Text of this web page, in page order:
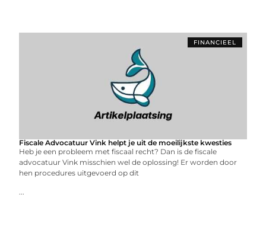
FINANCIEEL
Fiscale Advocatuur Vink helpt je uit de moeilijkste kwesties
Heb je een probleem met fiscaal recht? Dan is de fiscale
advocatuur Vink misschien wel de oplossing! Er worden door
hen procedures uitgevoerd op dit
...